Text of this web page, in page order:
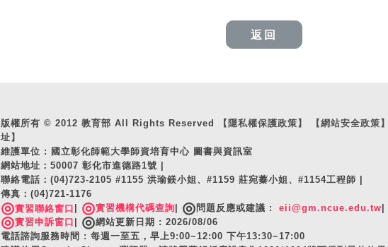
返回
版權所有 © 2012 教育部 All Rights Reserved 【隱私權保護政策】 【網站安全政策】
址】
維護單位 : 國立彰化師範大學師資培育中心 圖書與資訊室
網站地址：50007 彰化市進德路1號 |
聯絡電話：(04)723-2105 #1155 洪瑜鎂小姐、#1159 莊宛蓁小姐、#1154工程師 |
傳真：(04)721-1176
◎實習聯絡窗口 ◎實習機構代碼查詢 ◎問題反應或建議 : eii@gm.ncue.edu.tw
◎實習申訴窗口 ◎網站更新日期 : 2026/08/06
電話諮詢服務時間 : 每週一至五，早上9:00~12:00 下午13:30~17:00